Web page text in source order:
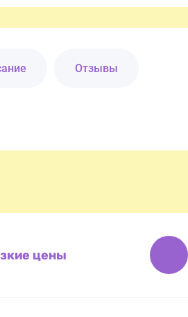
Отзывы
цены